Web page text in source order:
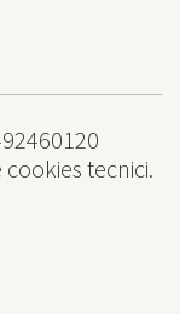
tecnici.